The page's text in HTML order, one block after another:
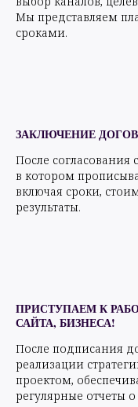
Мы представляем
сроками.
ЗАКЛЮЧЕНИЕ
После
в котором
включая сроки,
результаты.
ПРИСТУПАЕМ К
САЙТА, БИЗНЕСА!
После подписания
реализации
проектом,
регулярные отчеты